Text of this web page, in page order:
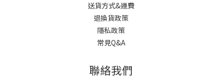
送貨方式&運費
退換貨政策
隱私政策
常見Q&A
聯絡我們